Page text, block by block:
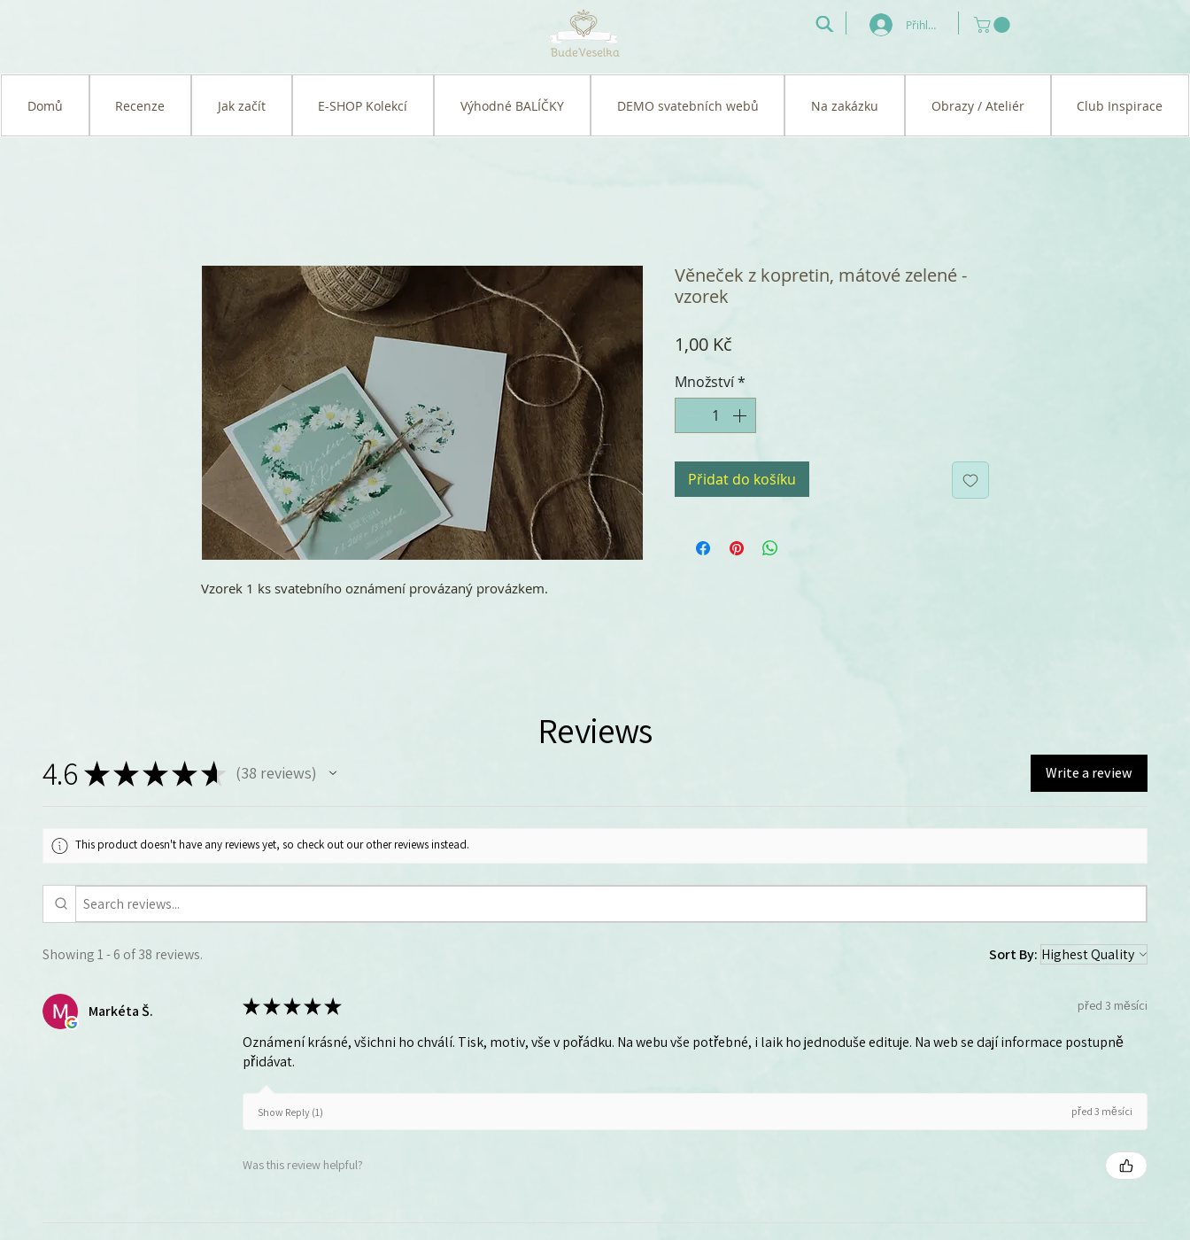
Přihlásit se
Domů Recenze Jak začít E-SHOP Kolekcí Výhodné BALÍČKY DEMO svatebních webů Na zakázku Obrazy / Ateliér Club Inspirace
Vzorek 1 ks svatebního oznámení provázaný provázkem.
Věneček z kopretin, mátové zelené -
vzorek
1,00 Kč
Množství*
Přidat do košíku
Reviews
4.6 ★★★★★ 38 reviews
38 Write a review
This product doesn't have any reviews yet, so check out our other reviews instead.
Showing 1 - 6 of 38 reviews. Sort By:
Markéta Š. ★★★★★ před 3 měsíci
Oznámení krásné, všichni ho chválí. Tisk, motiv, vše v pořádku. Na webu vše potřebné, i laik ho jednoduše edituje. Na web se dají informace postupně
přidávat.
Show Reply (1) před 3 měsíci
Was this review helpful?